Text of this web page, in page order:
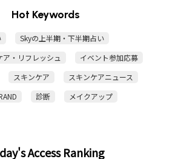
Hot Keywords
Skyの上半期・下半期占い
・リフレッシュ
イベント参加応募
スキンケア
スキンケアニュース
診断 メイクアップ
Access Ranking